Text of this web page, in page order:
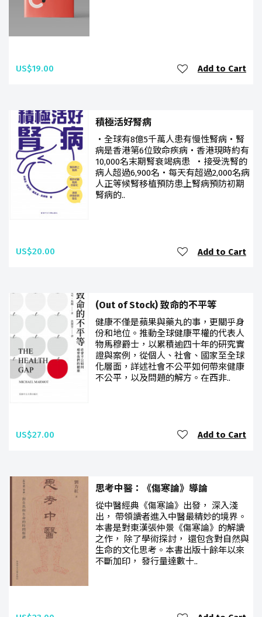
US$19.00 Add to Cart
積極活好腎病
・全球有8億5千萬人患有慢性腎病・腎
病是香港第6位致命疾病・香港現時約有
10,000名末期腎衰竭病患 ・接受洗腎的
病人超過6,900名・每天有超過2,000名病
人正等候腎移植預防患上腎病預防初期
腎病的..
US$20.00 Add to Cart
(Out of Stock) 致命的不平等
健康不僅是蘋果與藥丸的事，更關乎身
份和地位。推動全球健康平權的代表人
物馬穆爵士，以累積逾四十年的研究實
證與案例，從個人、社會、國家至全球
化層面，詳述社會不公平如何帶來健康
不公平，以及問題的解方。在西非..
US$27.00 Add to Cart
思考中醫：《傷寒論》導論
從中醫經典《傷寒論》出發， 深入淺
出， 帶領讀者進入中醫最精妙的境界。
本書是對東漢張仲景《傷寒論》的解讀
之作， 除了學術探討， 還包含對自然與
生命的文化思考。本書出版十餘年以來
不斷加印， 發行量達數十..